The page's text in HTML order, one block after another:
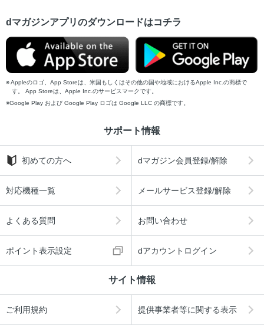
dマガジンアプリのダウンロードはコチラ
Appleのロゴ、App Storeは、米国もしくはその他の国や地域におけるApple Inc.の商標で
す。 App Storeは、Apple Inc.のサービスマークです。
Google Play および Google Play ロゴは Google LLC の商標です。
サポート情報
初めての方へ dマガジン会員登録/解除
対応機種一覧 メールサービス登録/解除
よくある質問 お問い合わせ
ポイント表示設定 dアカウントログイン
サイト情報
ご利用規約 提供事業者等に関する表示